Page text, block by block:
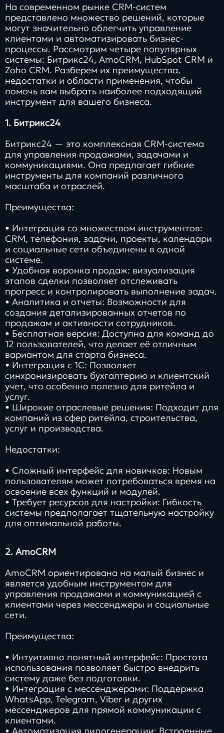
На современном рынке CRM-систем
представлено множество решений, которые
могут значительно облегчить управление
клиентами и автоматизировать бизнес-
процессы. Рассмотрим четыре популярных
системы: Битрикс24, AmoCRM, HubSpot CRM и
Zoho CRM. Разберем их преимущества,
недостатки и области применения, чтобы
помочь вам выбрать наиболее подходящий
инструмент для вашего бизнеса.
1. Битрикс24
Битрикс24 — это комплексная CRM-система
для управления продажами, задачами и
коммуникациями. Она предлагает гибкие
инструменты для компаний различного
масштаба и отраслей.
Преимущества:
• Интеграция со множеством инструментов:
CRM, телефония, задачи, проекты, календари
и социальные сети объединены в одной
системе.
• Удобная воронка продаж: визуализация
этапов сделки позволяет отслеживать
прогресс и контролировать выполнение задач.
• Аналитика и отчеты: Возможности для
создания детализированных отчетов по
продажам и активности сотрудников.
• Бесплатная версия: Доступна для команд до
12 пользователей, что делает её отличным
вариантом для старта бизнеса.
• Интеграция с 1С: Позволяет
синхронизировать бухгалтерию и клиентский
учет, что особенно полезно для ритейла и
услуг.
• Широкие отраслевые решения: Подходит для
компаний из сфер ритейла, строительства,
услуг и производства.
Недостатки:
• Сложный интерфейс для новичков: Новым
пользователям может потребоваться время на
освоение всех функций и модулей.
• Требует ресурсов для настройки: Гибкость
системы предполагает тщательную настройку
для оптимальной работы.
2. AmoCRM
AmoCRM ориентирована на малый бизнес и
является удобным инструментом для
управления продажами и коммуникацией с
клиентами через мессенджеры и социальные
сети.
Преимущества:
• Интуитивно понятный интерфейс: Простота
использования позволяет быстро внедрить
систему даже без подготовки.
• Интеграция с мессенджерами: Поддержка
WhatsApp, Telegram, Viber и других
мессенджеров для прямой коммуникации с
клиентами.
• Автоматизация лидогенерации: Встроенные